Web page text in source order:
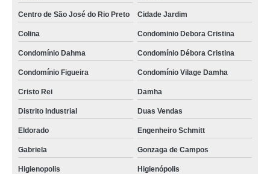
Centro de São José do Rio Preto Cidade Jardim
Colina Condominio Debora Cristina
Condomínio Dahma Condomínio Débora Cristina
Condomínio Figueira Condomínio Vilage Damha
Cristo Rei Damha
Distrito Industrial Duas Vendas
Eldorado Engenheiro Schmitt
Gabriela Gonzaga de Campos
Higienopolis Higienópolis